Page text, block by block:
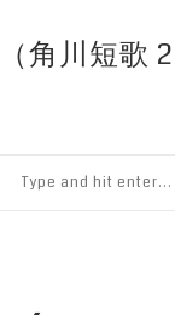
川短歌